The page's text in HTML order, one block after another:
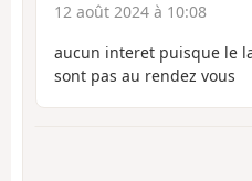
12 août 2024 à 10:08
aucun interet puisque le
sont pas au rendez vous